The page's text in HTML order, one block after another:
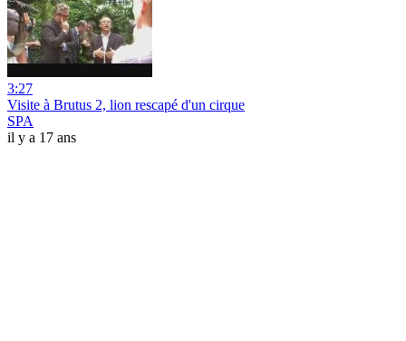
3:27
Visite à Brutus 2, lion rescapé d'un cirque
SPA
il y a 17 ans